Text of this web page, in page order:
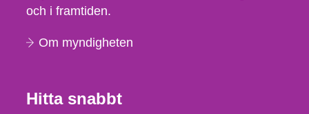
och i framtiden.
Om myndigheten
Hitta snabbt